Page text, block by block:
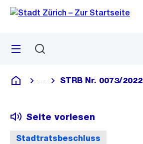
Navigation
Sprunglink
Menü
Deutsch
Blende alle Breadcrumbs ein
STRB Nr. 0073/2022
Stadtratsbeschluss
Seite vorlesen